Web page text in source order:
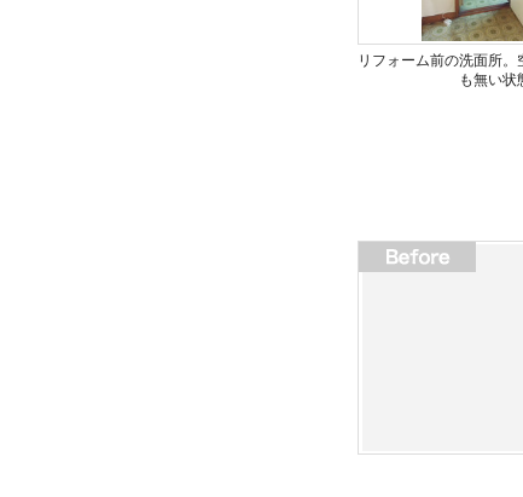
リフォーム前の洗面所
も無い状